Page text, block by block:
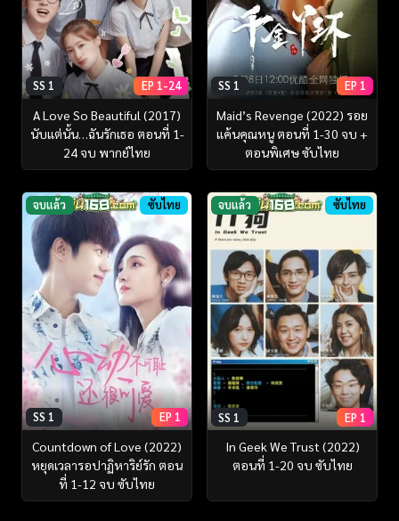
SS 1 EP 1-24
A Love So Beautiful (2017)
นับแต่นั้น…ฉันรักเธอ ตอนที่ 1-
24 จบ พากย์ไทย
SS 1 EP 1
Maid’s Revenge (2022) รอย
แค้นคุณหนู ตอนที่ 1-30 จบ +
ตอนพิเศษ ซับไทย
จบแล้ว ซับไทย
SS 1 EP 1
Countdown of Love (2022)
หยุดเวลารอปาฏิหาริย์รัก ตอน
ที่ 1-12 จบ ซับไทย
จบแล้ว ซับไทย
SS 1 EP 1
In Geek We Trust (2022)
ตอนที่ 1-20 จบ ซับไทย